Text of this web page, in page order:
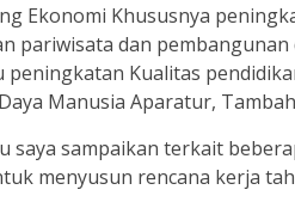
Ekonomi Khususnya
pariwisata dan pembangunan
peningkatan Kualitas
Manusia Aparatur,
saya sampaikan terkait
menyusun rencana kerja